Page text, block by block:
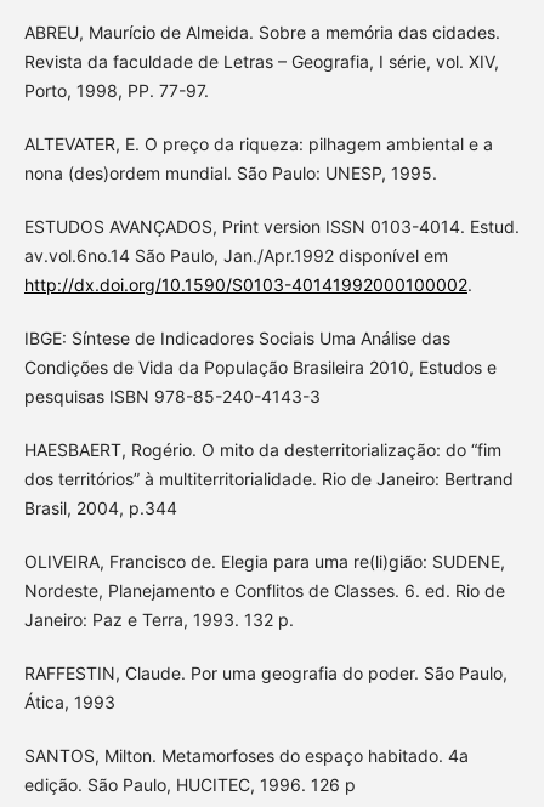
ABREU, Maurício de Almeida. Sobre a memória das cidades.
Revista da faculdade de Letras – Geografia, I série, vol. XIV,
Porto, 1998, PP. 77-97.
ALTEVATER, E. O preço da riqueza: pilhagem ambiental e a
nona (des)ordem mundial. São Paulo: UNESP, 1995.
ESTUDOS AVANÇADOS, Print version ISSN 0103-4014. Estud.
av.vol.6no.14 São Paulo, Jan./Apr.1992 disponível em
http://dx.doi.org/10.1590/S0103-40141992000100002.
IBGE: Síntese de Indicadores Sociais Uma Análise das
Condições de Vida da População Brasileira 2010, Estudos e
pesquisas ISBN 978-85-240-4143-3
HAESBAERT, Rogério. O mito da desterritorialização: do “fim
dos territórios” à multiterritorialidade. Rio de Janeiro: Bertrand
Brasil, 2004, p.344
OLIVEIRA, Francisco de. Elegia para uma re(li)gião: SUDENE,
Nordeste, Planejamento e Conflitos de Classes. 6. ed. Rio de
Janeiro: Paz e Terra, 1993. 132 p.
RAFFESTIN, Claude. Por uma geografia do poder. São Paulo,
Ática, 1993
SANTOS, Milton. Metamorfoses do espaço habitado. 4a
edição. São Paulo, HUCITEC, 1996. 126 p